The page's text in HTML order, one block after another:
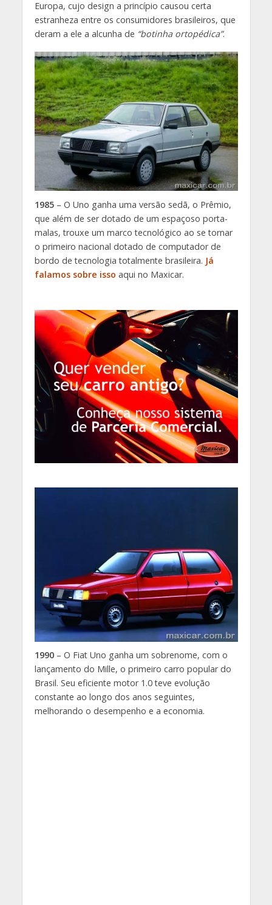
Europa, cujo design a princípio causou certa
estranheza entre os consumidores brasileiros, que
deram a ele a alcunha de “botinha ortopédica”.
1985– O Uno ganha uma versão sedã, o Prêmio,
que além de ser dotado de um espaçoso porta-
malas, trouxe um marco tecnológico ao se tornar
o primeiro nacional dotado de computador de
bordo de tecnologia totalmente brasileira. Já
falamos sobre isso aqui no Maxicar.
1990– O Fiat Uno ganha um sobrenome, com o
lançamento do Mille, o primeiro carro popular do
Brasil. Seu eficiente motor 1.0 teve evolução
constante ao longo dos anos seguintes,
melhorando o desempenho e a economia.